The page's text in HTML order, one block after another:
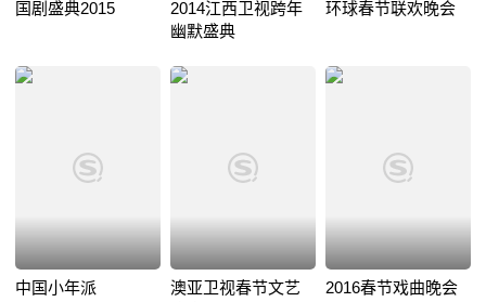
国剧盛典2015
2014江西卫视跨年
幽默盛典
环球春节联欢晚会
中国小年派
澳亚卫视春节文艺
2016春节戏曲晚会